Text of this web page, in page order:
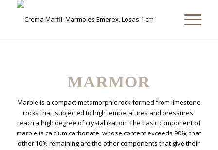
MARMOR
Marble is a compact metamorphic rock formed from limestone
rocks that, subjected to high temperatures and pressures,
reach a high degree of crystallization. The basic component of
marble is calcium carbonate, whose content exceeds 90%; that
other 10% remaining are the other components that give their